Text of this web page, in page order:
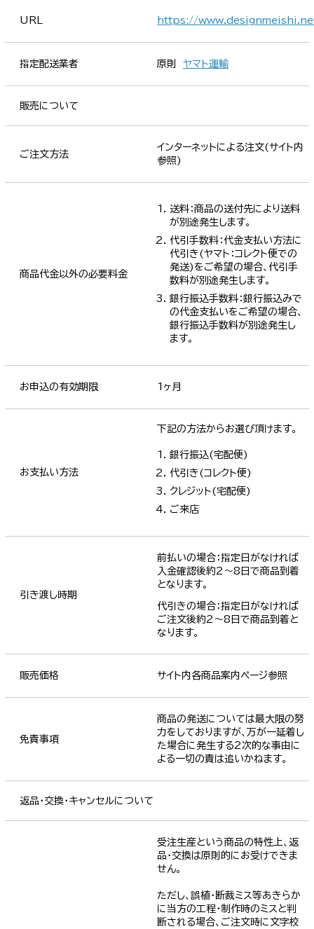
URL https://
指定配送業者 原則 ヤマト運輸
販売について
ご注文方法
インターネットによる注文(サイト内
参照)
商品代金以外の必要料金
送料：商品の送付先により送料
が別途発生します。
代引手数料：代金支払い方法に
代引き(ヤマト：コレクト便での
発送)をご希望の場合、代引手
数料が別途発生します。
銀行振込手数料：銀行振込みで
の代金支払いをご希望の場合、
銀行振込手数料が別途発生し
ます。
お申込の有効期限 1ヶ月
お支払い方法
下記の方法からお選び頂けます。
銀行振込(宅配便)
代引き(コレクト便)
クレジット(宅配便)
ご来店
引き渡し時期
前払いの場合：指定日がなければ
入金確認後約2～8日で商品到着
となります。
代引きの場合：指定日がなければ
ご注文後約2～8日で商品到着と
なります。
販売価格 サイト内各商品案内ページ参照
免責事項
商品の発送については最大限の努
力をしておりますが、万が一延着し
た場合に発生する2次的な事由に
よる一切の責は追いかねます。
返品・交換・キャンセルについて
受注生産という商品の特性上、返
品・交換は原則的にお受けできま
せん。
ただし、誤植・断裁ミス等あきらか
に当方の工程・制作時のミスと判
断される場合、ご注文時に文字校